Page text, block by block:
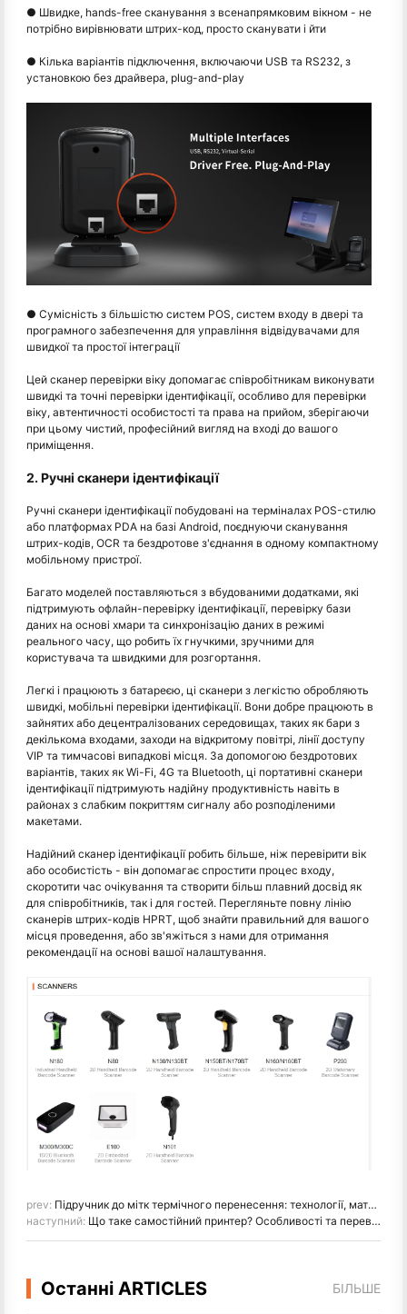
● Швидке, hands-free сканування з всенапрямковим вікном - не
потрібно вирівнювати штрих-код, просто сканувати і йти
● Кілька варіантів підключення, включаючи USB та RS232, з
установкою без драйвера, plug-and-play
● Сумісність з більшістю систем POS, систем входу в двері та
програмного забезпечення для управління відвідувачами для
швидкої та простої інтеграції
Цей сканер перевірки віку допомагає співробітникам виконувати
швидкі та точні перевірки ідентифікації, особливо для перевірки
віку, автентичності особистості та права на прийом, зберігаючи
при цьому чистий, професійний вигляд на вході до вашого
приміщення.
2. Ручні сканери ідентифікації
Ручні сканери ідентифікації побудовані на терміналах POS-стилю
або платформах PDA на базі Android, поєднуючи сканування
штрих-кодів, OCR та бездротове з'єднання в одному компактному
мобільному пристрої.
Багато моделей поставляються з вбудованими додатками, які
підтримують офлайн-перевірку ідентифікації, перевірку бази
даних на основі хмари та синхронізацію даних в режимі
реального часу, що робить їх гнучкими, зручними для
користувача та швидкими для розгортання.
Легкі і працюють з батареєю, ці сканери з легкістю обробляють
швидкі, мобільні перевірки ідентифікації. Вони добре працюють в
зайнятих або децентралізованих середовищах, таких як бари з
декількома входами, заходи на відкритому повітрі, лінії доступу
VIP та тимчасові випадкові місця. За допомогою бездротових
варіантів, таких як Wi-Fi, 4G та Bluetooth, ці портативні сканери
ідентифікації підтримують надійну продуктивність навіть в
районах з слабким покриттям сигналу або розподіленими
макетами.
Надійний сканер ідентифікації робить більше, ніж перевірити вік
або особистість - він допомагає спростити процес входу,
скоротити час очікування та створити більш плавний досвід як
для співробітників, так і для гостей. Перегляньте повну лінію
сканерів штрих-кодів HPRT, щоб знайти правильний для вашого
місця проведення, або зв'яжіться з нами для отримання
рекомендації на основі вашої налаштування.
prev: Підручник до мітк термічного перенесення: технології, матеріали, принтери та пряме порівняння термічного перенесення
наступний: Що таке самостійний принтер? Особливості та переваги
Останні ARTICLES БІЛЬШЕ